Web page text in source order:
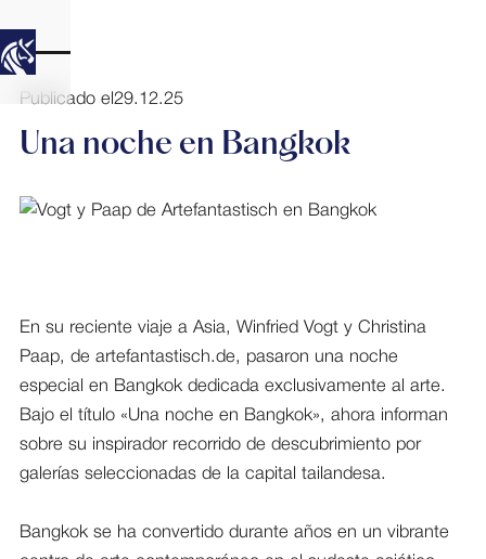
Publicado el 29.12.25
Una noche en Bangkok
En su reciente viaje a Asia, Winfried Vogt y Christina
Paap, de artefantastisch.de, pasaron una noche
especial en Bangkok dedicada exclusivamente al arte.
Bajo el título «Una noche en Bangkok», ahora informan
sobre su inspirador recorrido de descubrimiento por
galerías seleccionadas de la capital tailandesa.
Bangkok se ha convertido durante años en un vibrante